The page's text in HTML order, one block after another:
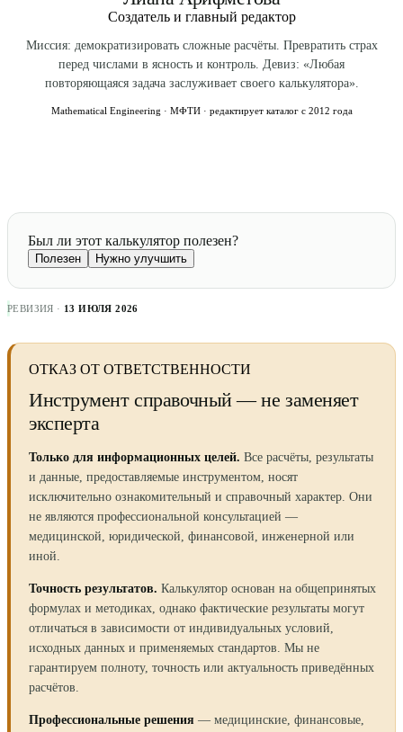
Создатель и главный редактор
Миссия: демократизировать сложные расчёты. Превратить страх
перед числами в ясность и контроль. Девиз: «Любая
повторяющаяся задача заслуживает своего калькулятора».
Mathematical Engineering · МФТИ · редактирует каталог с 2012 года
Был ли этот калькулятор полезен?
Полезен Нужно улучшить
РЕВИЗИЯ · 13 ИЮЛЯ 2026
ОТКАЗ ОТ ОТВЕТСТВЕННОСТИ
Инструмент справочный — не заменяет
эксперта
Только для информационных целей. Все расчёты, результаты
и данные, предоставляемые инструментом, носят
исключительно ознакомительный и справочный характер. Они
не являются профессиональной консультацией —
медицинской, юридической, финансовой, инженерной или
иной.
Точность результатов. Калькулятор основан на общепринятых
формулах и методиках, однако фактические результаты могут
отличаться в зависимости от индивидуальных условий,
исходных данных и применяемых стандартов. Мы не
гарантируем полноту, точность или актуальность приведённых
расчётов.
Профессиональные решения — медицинские, финансовые,